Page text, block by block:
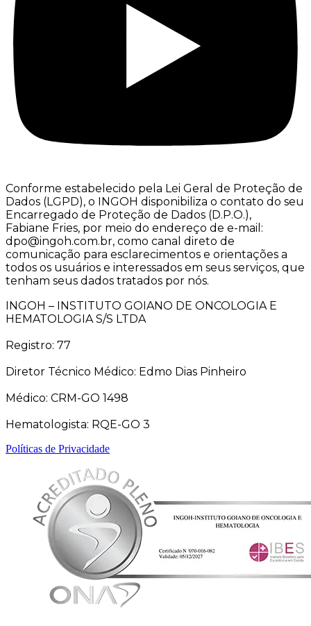
Conforme estabelecido pela Lei Geral de Proteção de
Dados (LGPD), o INGOH disponibiliza o contato do seu
Encarregado de Proteção de Dados (D.P.O.),
Fabiane Fries, por meio do endereço de e-mail:
dpo@ingoh.com.br, como canal direto de
comunicação para esclarecimentos e orientações a
todos os usuários e interessados em seus serviços, que
tenham seus dados tratados por nós.
INGOH – INSTITUTO GOIANO DE ONCOLOGIA E
HEMATOLOGIA S/S LTDA
Registro: 77
Diretor Técnico Médico: Edmo Dias Pinheiro
Médico: CRM-GO 1498
Hematologista: RQE-GO 3
Políticas de Privacidade